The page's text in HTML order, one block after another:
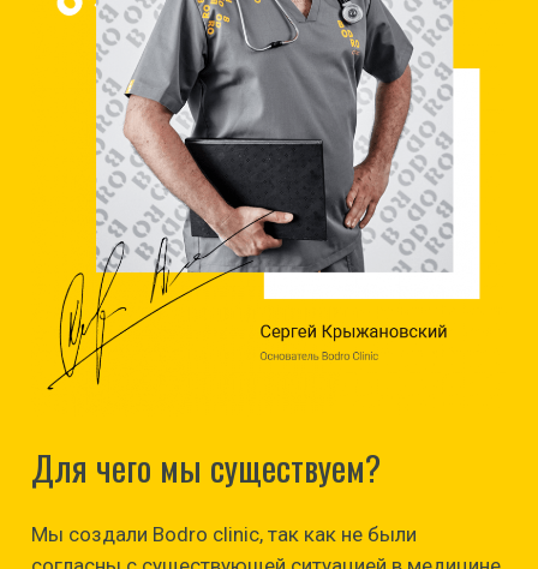
Для чего мы существуем?
Мы создали Bodro clinic, так как не были